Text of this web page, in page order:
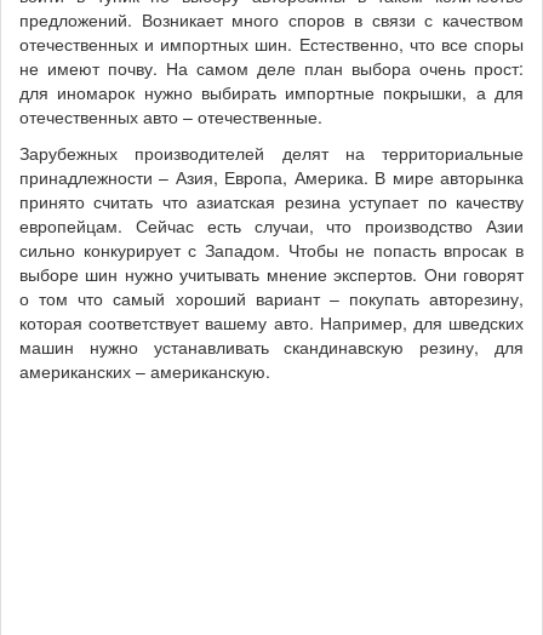
предложений. Возникает много споров в связи с качеством
отечественных и импортных шин. Естественно, что все споры
не имеют почву. На самом деле план выбора очень прост:
для иномарок нужно выбирать импортные покрышки, а для
отечественных авто – отечественные.
Зарубежных производителей делят на территориальные
принадлежности – Азия, Европа, Америка. В мире авторынка
принято считать что азиатская резина уступает по качеству
европейцам. Сейчас есть случаи, что производство Азии
сильно конкурирует с Западом. Чтобы не попасть впросак в
выборе шин нужно учитывать мнение экспертов. Они говорят
о том что самый хороший вариант – покупать авторезину,
которая соответствует вашему авто. Например, для шведских
машин нужно устанавливать скандинавскую резину, для
американских – американскую.